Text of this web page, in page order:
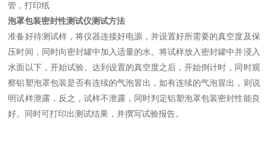
管，打印纸
泡罩包装密封性测试仪测试方法
准备好待测试样，将仪器连接好电源，并设置好所需要的真空度及保
压时间，同时向密封罐中加入适量的水。将试样放入密封罐中并浸入
水面以下，开始试验。达到设置的真空度之后，开始倒计时，同时观
察铝塑泡罩包装是否有连续的气泡冒出，如有连续的气泡冒出，则说
明试样泄露，反之，试样不泄露，同时判定铝塑泡罩包装密封性能良
好。同时可打印出测试结果，并撰写试验报告。